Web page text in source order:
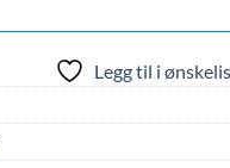
Legg til i